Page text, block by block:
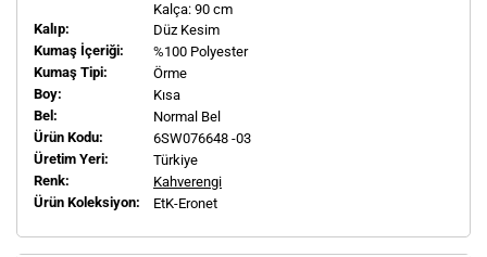
Kalça: 90 cm
Kalıp:
Düz Kesim
Kumaş İçeriği:
%100 Polyester
Kumaş Tipi:
Örme
Boy:
Kısa
Bel:
Normal Bel
Ürün Kodu:
6SW076648 -03
Üretim Yeri:
Türkiye
Renk:
Kahverengi
Ürün Koleksiyon:
EtK-Eronet